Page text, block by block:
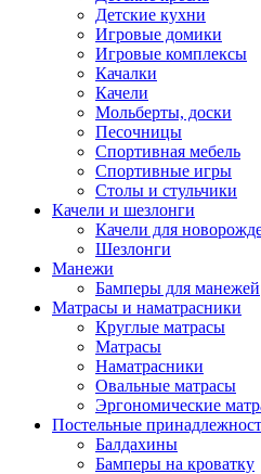
Детские кухни
Игровые домики
Игровые комплексы
Качалки
Качели
Мольберты, доски
Песочницы
Спортивная мебель
Спортивные игры
Столы и стульчики
Качели и шезлонги
Качели для
Шезлонги
Манежи
Бамперы для манежей
Матрасы и наматрасники
Круглые матрасы
Матрасы
Наматрасники
Овальные матрасы
Эргономические
Постельные
Балдахины
Бамперы на кроватку